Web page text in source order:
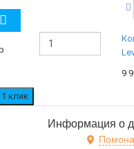
9
Информация о
Помона